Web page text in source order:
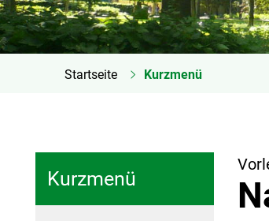
Startseite Kurzmenü
Kurzmenü